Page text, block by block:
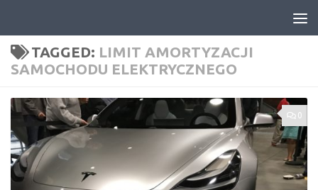
TAGGED: LIMIT AMORTYZACJI
SAMOCHODU ELEKTRYCZNEGO
0